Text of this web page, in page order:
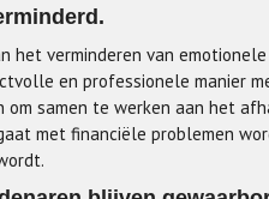
verminderen van
en professionele manier
samen te werken aan het
met financiële problemen